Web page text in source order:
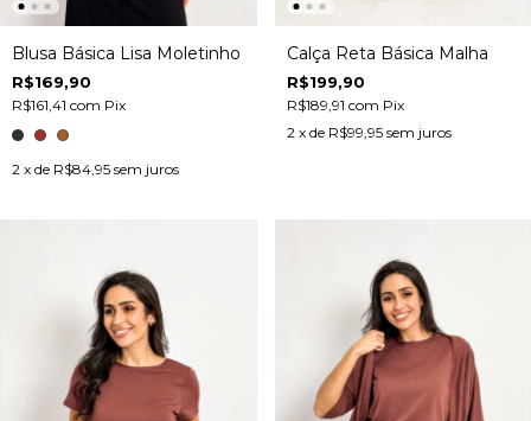
Blusa Básica Lisa Moletinho
R$169,90
R$161,41 com Pix
2 x de R$84,95 sem juros
Calça Reta Básica Malha
R$199,90
R$189,91 com Pix
2 x de R$99,95 sem juros